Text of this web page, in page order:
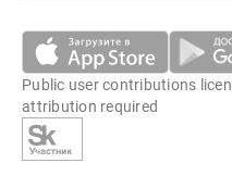
Public user contributions
attribution required